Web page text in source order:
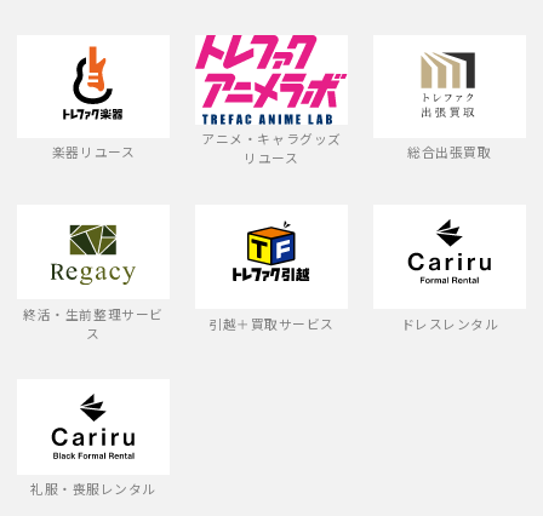
楽器リユース
アニメ・キャラグッズ
リユース
総合出張買取
終活・生前整理サービ
ス
引越＋買取サービス ドレスレンタル
礼服・喪服レンタル